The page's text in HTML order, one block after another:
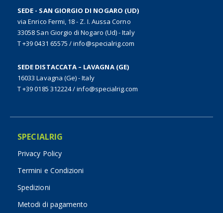
SEDE - SAN GIORGIO DI NOGARO (UD)
via Enrico Fermi, 18 - Z. I. Aussa Corno
33058 San Giorgio di Nogaro (Ud) - Italy
T +39 0431 65575 /info@specialrig.com
SEDE DISTACCATA – LAVAGNA (GE)
16033 Lavagna (Ge) - Italy
T +39 0185 312224/info@specialrig.com
SPECIALRIG
Privacy Policy
Termini e Condizioni
Spedizioni
Metodi di pagamento